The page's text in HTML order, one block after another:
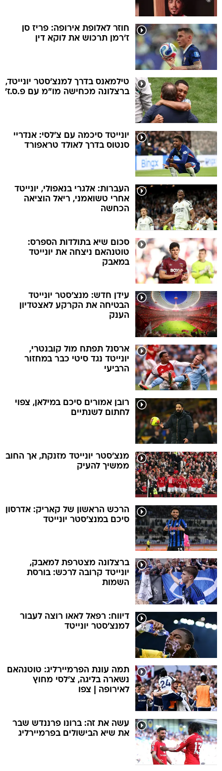
חוזר לאלופת אירופה: פריז סן
ז'רמן תרכוש את לוקא דין
טילמאנס בדרך למנצ'סטר יונייטד,
ברצלונה מכחישה מו"מ עם פ.ס.ז'
יונייטד סיכמה עם צ'לסי: אנדריי
סנטוס בדרך לאולד טראפורד
העברות: אלגרי בנאפולי, יונייטד
אחרי טשואמני, ריאל הוציאה
הכחשה
סכום שיא בתולדות הספרס:
טוטנהאם ניצחה את יונייטד
במאבק
עידן חדש: מנצ'סטר יונייטד
הבטיחה את הקרקע לאצטדיון
הענק
ארסנל תפתח מול קובנטרי,
יונייטד נגד סיטי כבר במחזור
הרביעי
רובן אמורים סיכם במילאן, צפוי
לחתום לשנתיים
מנצ'סטר יונייטד מזנקת, אך החוב
ממשיך להעיק
הרכש הראשון של קאריק: אדרסון
סיכם במנצ'סטר יונייטד
ברצלונה מצטרפת למאבק,
יונייטד קרובה לרכש: בורסת
השמות
דיווח: רפאל לאאו רוצה לעבור
למנצ'סטר יונייטד
תמה עונת הפרמיירליג: טוטנהאם
נשארה בליגה, צ'לסי מחוץ
לאירופה | צפו
עשה את זה: ברונו פרננדש שבר
את שיא הבישולים בפרמיירליג